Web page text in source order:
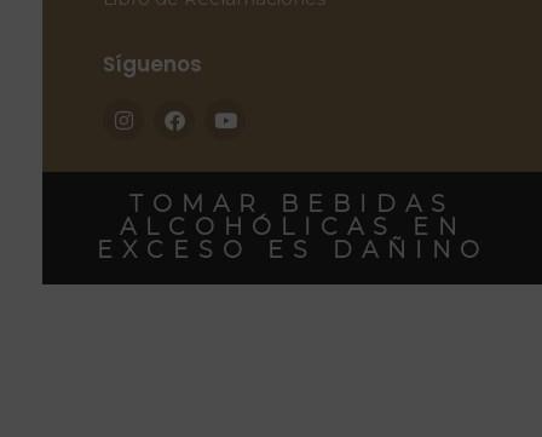
Síguenos
TOMAR BEBIDAS
ALCOHÓLICAS EN
EXCESO ES DAÑINO